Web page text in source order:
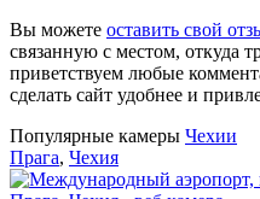
Вы можете оставить свой
связанную с местом, откуда
приветствуем любые
сделать сайт удобнее и
Популярные камеры Чехии
Прага, Чехия